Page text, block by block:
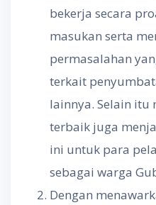
bekerja secara
masukan serta
permasalahan
terkait
lainnya. Selain itu
terbaik juga
ini untuk para
sebagai warga
Dengan